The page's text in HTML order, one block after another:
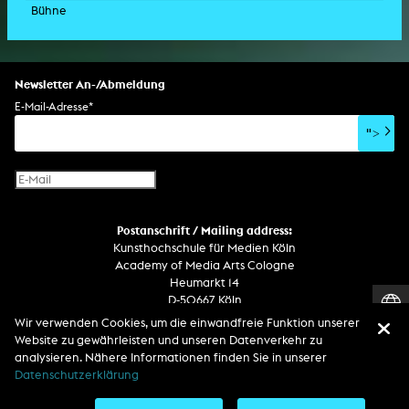
Drehbuch
Setdesign
Soundtrack
Ausstellung
Lichtinstallation
Kunst am Bau
Holografieskulptur
Klanginstallation
Album
Soundeffekte
Generative Kunst
Computerspiel
Benutzerinterface
Virtual Reality
Internet-Fernsehen
Computergrafik
Computerinstallation
Dissertation
Drehbuch
Buchprojekt
Text
Bühne
Newsletter An-/Abmeldung
E-Mail-Adresse*
">
Postanschrift / Mailing address:
Kunsthochschule für Medien Köln
Academy of Media Arts Cologne
Heumarkt 14
D-50667 Köln
Telefon
Zentrale / Empfang +49 221 201 89 - 0 / - 400
Wachdienst / Security guard +49 151 186 863 40 (19 Uhr bis 6 Uhr)
Wir verwenden Cookies, um die einwandfreie Funktion unserer
Website zu gewährleisten und unseren Datenverkehr zu
analysieren. Nähere Informationen finden Sie in unserer
Datenschutzerklärung